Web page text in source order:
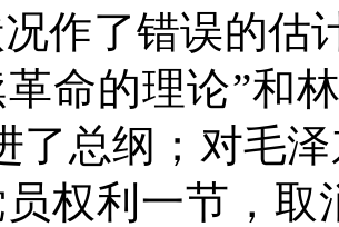
作了错误的估
命的理论”和
了总纲；对毛
权利一节，取